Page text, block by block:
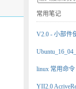
常用笔记
V2.0 - 小部件
linux 常用命令
YII2.0